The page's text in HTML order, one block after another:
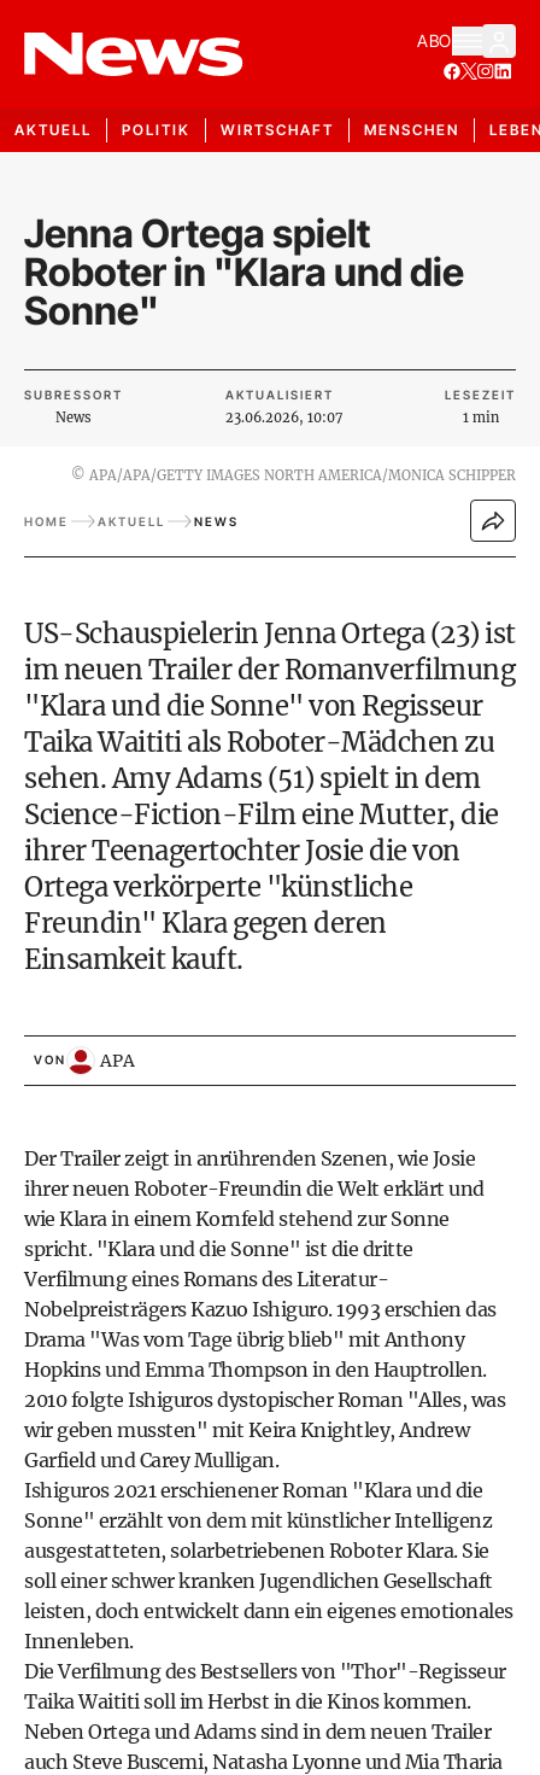
ABO
AKTUELL POLITIK WIRTSCHAFT MENSCHEN
Jenna Ortega spielt
Roboter in "Klara und die
Sonne"
SUBRESSORT
News
AKTUALISIERT
23.06.2026, 10:07
LESEZEIT
1 min
© APA/APA/GETTY IMAGES NORTH AMERICA/MONICA SCHIPPER
HOME AKTUELL NEWS
US-Schauspielerin Jenna Ortega (23) ist
im neuen Trailer der Romanverfilmung
"Klara und die Sonne" von Regisseur
Taika Waititi als Roboter-Mädchen zu
sehen. Amy Adams (51) spielt in dem
Science-Fiction-Film eine Mutter, die
ihrer Teenagertochter Josie die von
Ortega verkörperte "künstliche
Freundin" Klara gegen deren
Einsamkeit kauft.
VON APA
Der Trailer zeigt in anrührenden Szenen, wie Josie
ihrer neuen Roboter-Freundin die Welt erklärt und
wie Klara in einem Kornfeld stehend zur Sonne
spricht. "Klara und die Sonne" ist die dritte
Verfilmung eines Romans des Literatur-
Nobelpreisträgers Kazuo Ishiguro. 1993 erschien das
Drama "Was vom Tage übrig blieb" mit Anthony
Hopkins und Emma Thompson in den Hauptrollen.
2010 folgte Ishiguros dystopischer Roman "Alles, was
wir geben mussten" mit Keira Knightley, Andrew
Garfield und Carey Mulligan.
Ishiguros 2021 erschienener Roman "Klara und die
Sonne" erzählt von dem mit künstlicher Intelligenz
ausgestatteten, solarbetriebenen Roboter Klara. Sie
soll einer schwer kranken Jugendlichen Gesellschaft
leisten, doch entwickelt dann ein eigenes emotionales
Innenleben.
Die Verfilmung des Bestsellers von "Thor"-Regisseur
Taika Waititi soll im Herbst in die Kinos kommen.
Neben Ortega und Adams sind in dem neuen Trailer
auch Steve Buscemi, Natasha Lyonne und Mia Tharia